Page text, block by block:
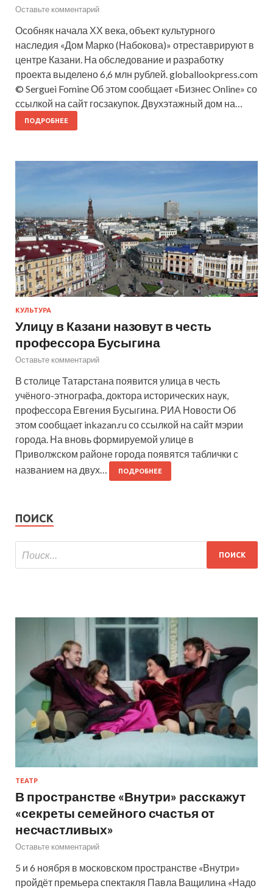
Оставьте комментарий
Особняк начала ХХ века, объект культурного
наследия «Дом Марко (Набокова)» отреставрируют в
центре Казани. На обследование и разработку
проекта выделено 6,6 млн рублей. globallookpress.com
© Serguei Fomine Об этом сообщает «Бизнес Online» со
ссылкой на сайт госзакупок. Двухэтажный дом на…
ПОДРОБНЕЕ
КУЛЬТУРА
Улицу в Казани назовут в честь
профессора Бусыгина
Оставьте комментарий
В столице Татарстана появится улица в честь
учёного-этнографа, доктора исторических наук,
профессора Евгения Бусыгина. РИА Новости Об
этом сообщает inkazan.ru со ссылкой на сайт мэрии
города. На вновь формируемой улице в
Приволжском районе города появятся таблички с
названием на двух…
ПОДРОБНЕЕ
ПОИСК
ТЕАТР
В пространстве «Внутри» расскажут
«секреты семейного счастья от
несчастливых»
Оставьте комментарий
5 и 6 ноября в московском пространстве «Внутри»
пройдёт премьера спектакля Павла Ващилина «Надо